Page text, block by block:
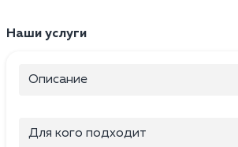
Наши услуги
Описание
Для кого подходит